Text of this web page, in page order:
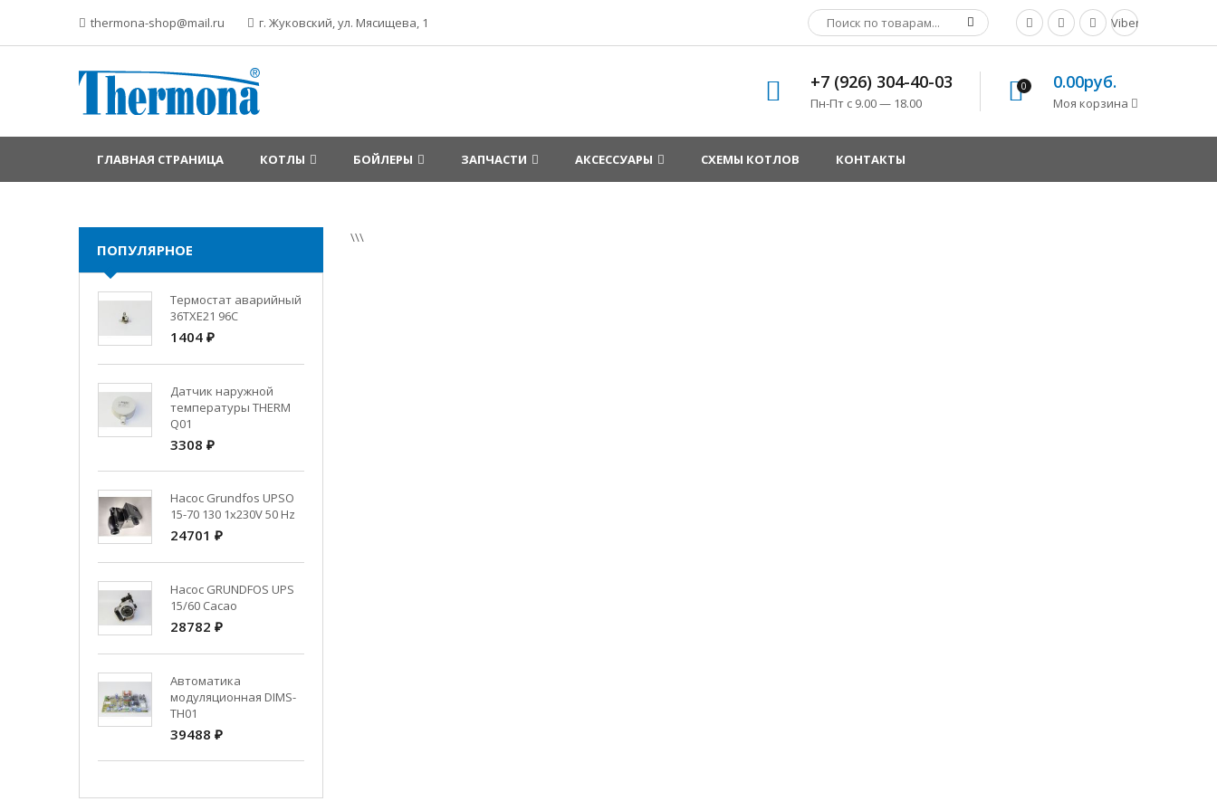
thermona-shop@mail.ru г. Жуковский, ул. Мясищева, 1 Viber
+7 (926) 304-40-03
Пн-Пт с 9.00 — 18.00
0 0.00руб.
Моя корзина
ГЛАВНАЯ СТРАНИЦА КОТЛЫ БОЙЛЕРЫ ЗАПЧАСТИ АКСЕССУАРЫ СХЕМЫ КОТЛОВ КОНТАКТЫ
\\\
ПОПУЛЯРНОЕ
Термостат аварийный
36TXE21 96C
1404 ₽
Датчик наружной
температуры THERM
Q01
3308 ₽
Насос Grundfos UPSO
15-70 130 1x230V 50 Hz
24701 ₽
Насос GRUNDFOS UPS
15/60 Cacao
28782 ₽
Автоматика
модуляционная DIMS-
TH01
39488 ₽